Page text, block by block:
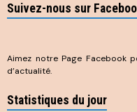
Suivez-nous sur
Aimez notre Page Facebook
d’actualité.
Statistiques du jour